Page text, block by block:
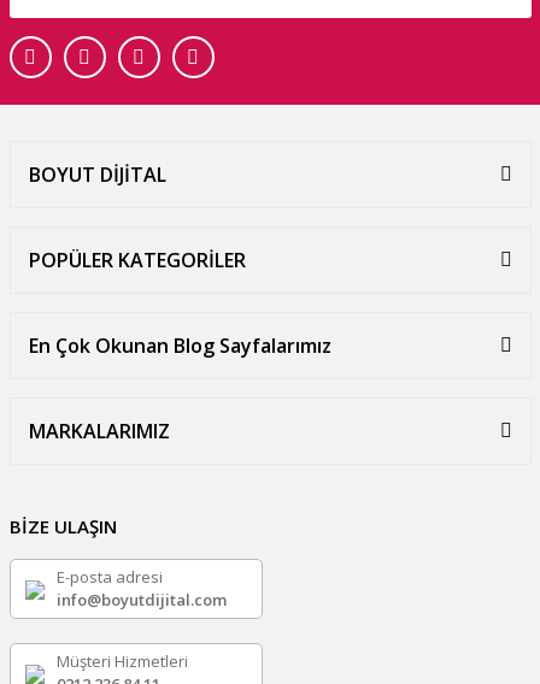
BOYUT DİJİTAL
POPÜLER KATEGORİLER
En Çok Okunan Blog Sayfalarımız
MARKALARIMIZ
BİZE ULAŞIN
E-posta adresi
info@boyutdijital.com
Müşteri Hizmetleri